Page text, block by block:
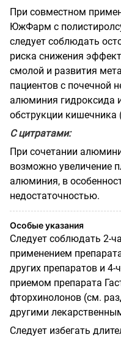
При совместном
ЮжФарм с
следует соблюдать
риска снижения
смолой и развития
пациентов с почечной
алюминия гидроксида
обструкции
С цитратами:
При сочетании
возможно увеличение
алюминия, в
недостаточностью.
Особые указания
Следует соблюдать 2-
применением
других препаратов и
приемом препарата
фторхинолонов (см.
другими
Следует избегать